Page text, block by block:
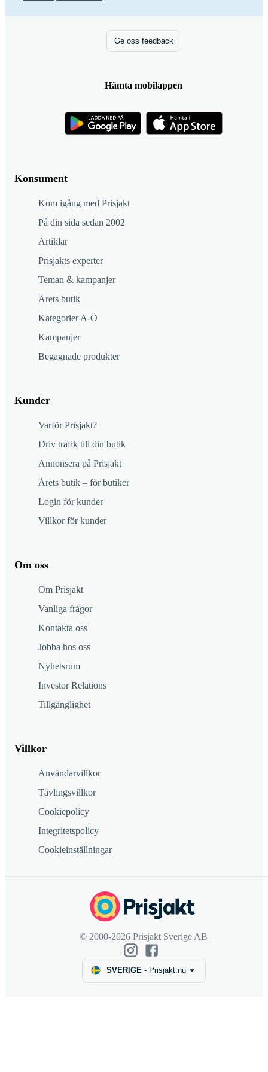
Konsument
Kom igång med Prisjakt
På din sida sedan 2002
Artiklar
Prisjakts experter
Teman & kampanjer
Årets butik
Kategorier A-Ö
Kampanjer
Begagnade produkter
Kunder
Varför Prisjakt?
Driv trafik till din butik
Annonsera på Prisjakt
Årets butik – för butiker
Login för kunder
Villkor för kunder
Om oss
Om Prisjakt
Vanliga frågor
Kontakta oss
Jobba hos oss
Nyhetsrum
Investor Relations
Tillgänglighet
Villkor
Användarvillkor
Tävlingsvillkor
Cookiepolicy
Integritetspolicy
Cookieinställningar
Ge oss feedback
Hämta mobilappen
© 2000-2026 Prisjakt Sverige AB
SVERIGE- Prisjakt.nu